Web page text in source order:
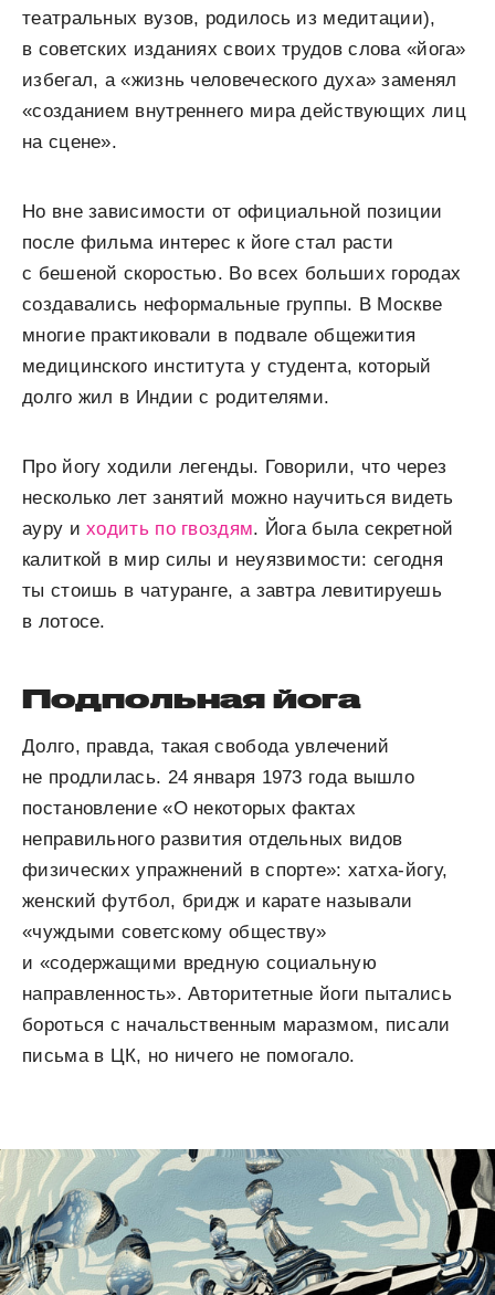
театральных вузов, родилось из медитации),
в советских изданиях своих трудов слова «йога»
избегал, а «жизнь человеческого духа» заменял
«созданием внутреннего мира действующих лиц
на сцене».
Но вне зависимости от официальной позиции
после фильма интерес к йоге стал расти
с бешеной скоростью. Во всех больших городах
создавались неформальные группы. В Москве
многие практиковали в подвале общежития
медицинского института у студента, который
долго жил в Индии с родителями.
Про йогу ходили легенды. Говорили, что через
несколько лет занятий можно научиться видеть
ауру иходить по гвоздям. Йога была секретной
калиткой в мир силы и неуязвимости: сегодня
ты стоишь в чатуранге, а завтра левитируешь
в лотосе.
Подпольная йога
Долго, правда, такая свобода увлечений
не продлилась. 24 января 1973 года вышло
постановление «О некоторых фактах
неправильного развития отдельных видов
физических упражнений в спорте»: хатха-йогу,
женский футбол, бридж и карате называли
«чуждыми советскому обществу»
и «содержащими вредную социальную
направленность». Авторитетные йоги пытались
бороться с начальственным маразмом, писали
письма в ЦК, но ничего не помогало.